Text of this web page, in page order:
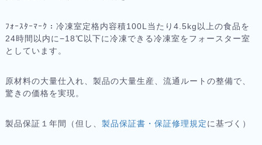
ﾌｫｰｽﾀｰﾏｰｸ：冷凍室定格内容積100L当たり4.5kg以上の食品を
24時間以内に−18℃以下に冷凍できる冷凍室をフォースター室
としています。
原材料の大量仕入れ、製品の大量生産、流通ルートの整備で、
驚きの価格を実現。
製品保証１年間（但し、 製品保証書・保証修理規定に基づく）